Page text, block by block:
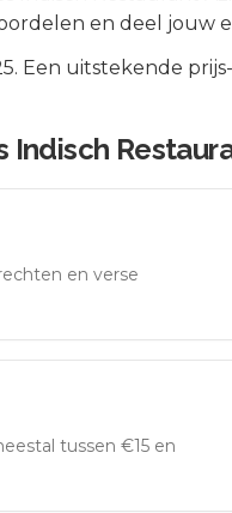
en deel jouw
Een uitstekende
Indisch
en verse
tussen €15 en